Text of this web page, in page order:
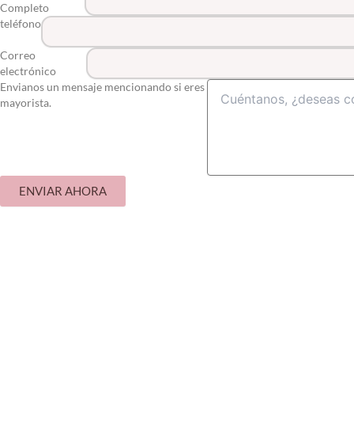
Completo
teléfono
Correo
electrónico
Envianos un mensaje mencionando si eres
mayorista.
ENVIAR AHORA